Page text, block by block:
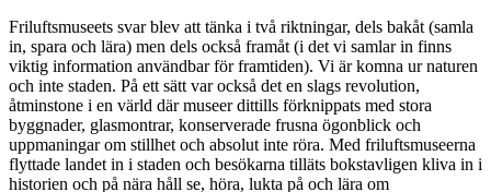
Friluftsmuseets svar blev att tänka i två riktningar, dels bakåt (samla
in, spara och lära) men dels också framåt (i det vi samlar in finns
viktig information användbar för framtiden). Vi är komna ur naturen
och inte staden. På ett sätt var också det en slags revolution,
åtminstone i en värld där museer dittills förknippats med stora
byggnader, glasmontrar, konserverade frusna ögonblick och
uppmaningar om stillhet och absolut inte röra. Med friluftsmuseerna
flyttade landet in i staden och besökarna tilläts bokstavligen kliva in i
historien och på nära håll se, höra, lukta på och lära om